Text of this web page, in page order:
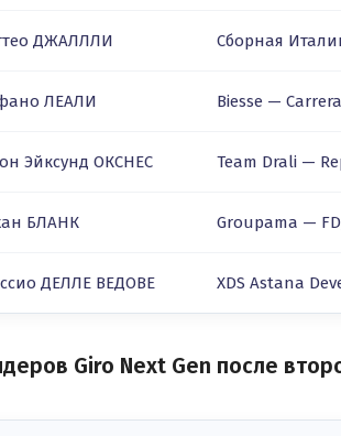
ДЖАЛЛЛИ Сборная
ЛЕАЛИ Biesse —
Эйксунд ОКСНЕС Team Drali —
БЛАНК Groupama —
ДЕЛЛЕ ВЕДОВЕ XDS Astana
Giro Next Gen после